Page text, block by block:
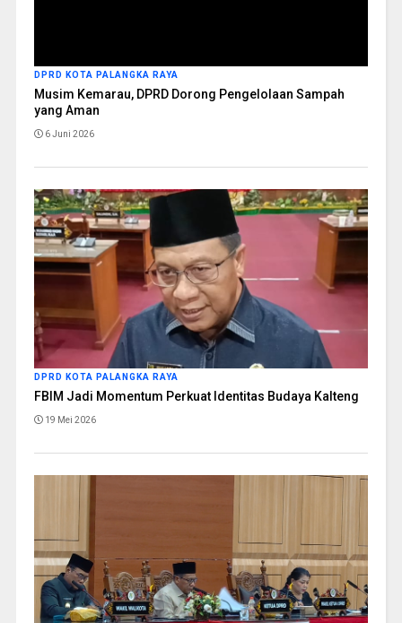
DPRD KOTA PALANGKA RAYA
Musim Kemarau, DPRD Dorong Pengelolaan Sampah
yang Aman
6 Juni 2026
DPRD KOTA PALANGKA RAYA
FBIM Jadi Momentum Perkuat Identitas Budaya Kalteng
19 Mei 2026